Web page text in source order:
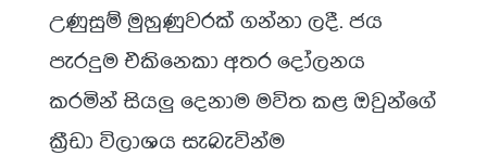
උණුසුම් මුහුණුවරක් ගන්නා ලදී. ජය
පැරදුම එකිනෙකා අතර දෝලනය
කරමින් සියලු දෙනාම මවිත කළ ඔවුන්ගේ
ක්‍රීඩා විලාශය සැබැවින්ම